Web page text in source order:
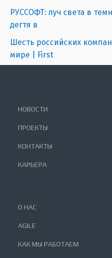
РУССОФТ: луч света в
дегтя в
Шесть российских
мире | First
НОВОСТИ
ПРОЕКТЫ
КОНТАКТЫ
КАРЬЕРА
О НАС
AGILE
КАК МЫ РАБОТАЕМ